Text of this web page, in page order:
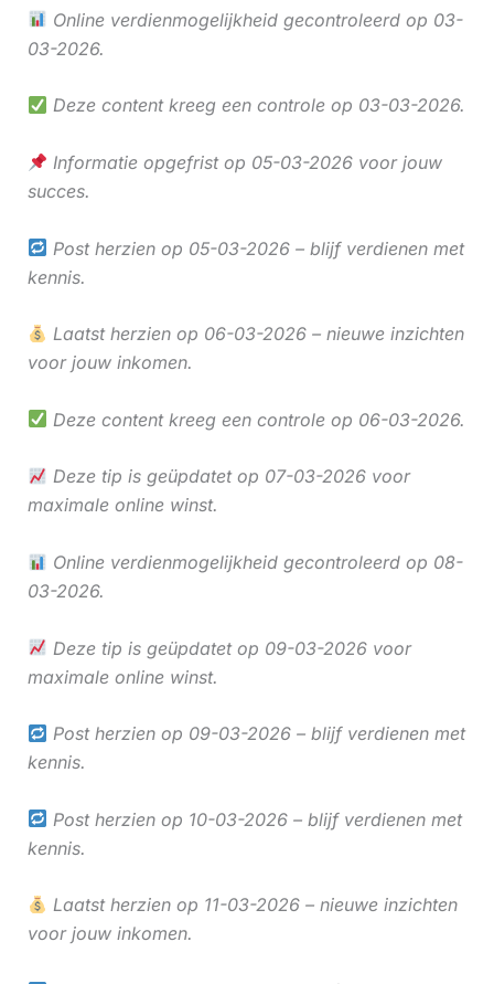
Online verdienmogelijkheid gecontroleerd op 03-
03-2026.
Deze content kreeg een controle op 03-03-2026.
Informatie opgefrist op 05-03-2026 voor jouw
succes.
Post herzien op 05-03-2026 – blijf verdienen met
kennis.
Laatst herzien op 06-03-2026 – nieuwe inzichten
voor jouw inkomen.
Deze content kreeg een controle op 06-03-2026.
Deze tip is geüpdatet op 07-03-2026 voor
maximale online winst.
Online verdienmogelijkheid gecontroleerd op 08-
03-2026.
Deze tip is geüpdatet op 09-03-2026 voor
maximale online winst.
Post herzien op 09-03-2026 – blijf verdienen met
kennis.
Post herzien op 10-03-2026 – blijf verdienen met
kennis.
Laatst herzien op 11-03-2026 – nieuwe inzichten
voor jouw inkomen.